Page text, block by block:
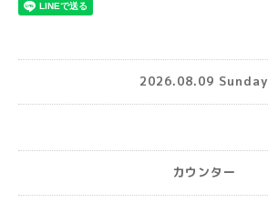
2026.08.09 Sunday
カウンター